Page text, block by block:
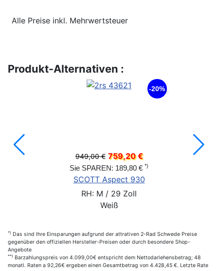
Alle Preise inkl. Mehrwertsteuer
Produkt-Alternativen :
-20%
949,00 € 759,20 €
Sie SPAREN: 189,80 € *)
SCOTT Aspect 930
RH: M / 29 Zoll
Weiß
*) Das sind Ihre Einsparungen aufgrund der attrativen 2-Rad Schwede Preise
gegenüber den offiziellen Hersteller-Preisen oder durch besondere Shop-
Angebote
**) Barzahlungspreis von 4.099,00€ entspricht dem Nettodarlehensbetrag; 48
monatl. Raten a 92,26€ ergeben einen Gesamtbetrag von 4.428,45 €. Letzte Rate